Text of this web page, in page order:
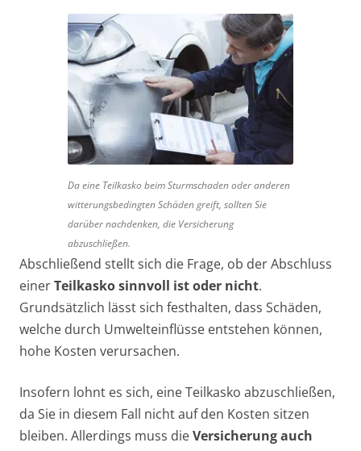
Da eine Teilkasko beim Sturmschaden oder anderen
witterungsbedingten Schäden greift, sollten Sie
darüber nachdenken, die Versicherung
abzuschließen.
Abschließend stellt sich die Frage, ob der Abschluss
einerTeilkasko sinnvoll ist oder nicht.
Grundsätzlich lässt sich festhalten, dass Schäden,
welche durch Umwelteinflüsse entstehen können,
hohe Kosten verursachen.
Insofern lohnt es sich, eine Teilkasko abzuschließen,
da Sie in diesem Fall nicht auf den Kosten sitzen
bleiben. Allerdings muss dieVersicherung auch